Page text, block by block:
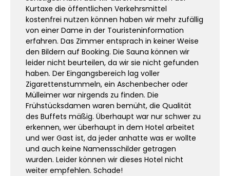
Kurtaxe die öffentlichen Verkehrsmittel
kostenfrei nutzen können haben wir mehr zufällig
von einer Dame in der Touristeninformation
erfahren. Das Zimmer entsprach in keiner Weise
den Bildern auf Booking. Die Sauna können wir
leider nicht beurteilen, da wir sie nicht gefunden
haben. Der Eingangsbereich lag voller
Zigarettenstummeln, ein Aschenbecher oder
Mülleimer war nirgends zu finden. Die
Frühstücksdamen waren bemüht, die Qualität
des Buffets mäßig. Überhaupt war nur schwer zu
erkennen, wer überhaupt in dem Hotel arbeitet
und wer Gast ist, da jeder anhatte was er wollte
und auch keine Namensschilder getragen
wurden. Leider können wir dieses Hotel nicht
weiter empfehlen. Schade!